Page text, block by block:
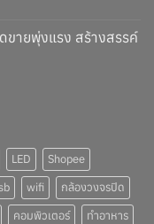
ขายพุ่งแรง สร้างสรรค์
LED
Shopee
wifi
กล้องวงจรปิด
คอมพิวเตอร์
ทำอาหาร